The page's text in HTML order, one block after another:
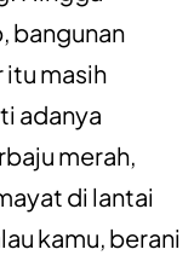
bangunan
itu masih
adanya
merah,
di lantai
kamu, berani